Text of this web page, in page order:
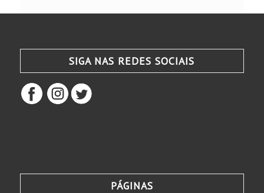
SIGA NAS REDES SOCIAIS
PÁGINAS